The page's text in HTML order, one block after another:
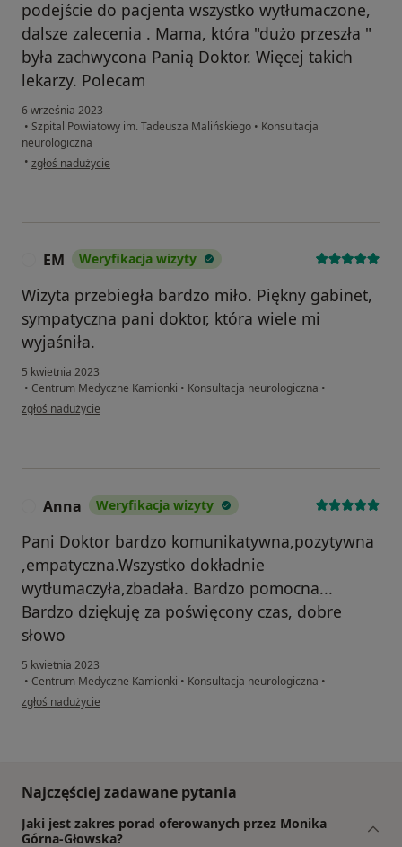
podejście do pacjenta wszystko wytłumaczone,
dalsze zalecenia . Mama, która "dużo przeszła "
była zachwycona Panią Doktor. Więcej takich
lekarzy. Polecam
6 września 2023
• Szpital Powiatowy im. Tadeusza Malińskiego • Konsultacja
neurologiczna
• w opinii użytkownika Ewa .W
zgłoś nadużycie
EM Weryfikacja wizyty
Wizyta przebiegła bardzo miło. Piękny gabinet,
sympatyczna pani doktor, która wiele mi
wyjaśniła.
5 kwietnia 2023
• Centrum Medyczne Kamionki • Konsultacja neurologiczna •
w opinii użytkownika EM
zgłoś nadużycie
Anna Weryfikacja wizyty
Pani Doktor bardzo komunikatywna,pozytywna
,empatyczna.Wszystko dokładnie
wytłumaczyła,zbadała. Bardzo pomocna...
Bardzo dziękuję za poświęcony czas, dobre
słowo
5 kwietnia 2023
• Centrum Medyczne Kamionki • Konsultacja neurologiczna •
w opinii użytkownika Anna
zgłoś nadużycie
Najczęściej zadawane pytania
Jaki jest zakres porad oferowanych przez Monika
Górna-Głowska?